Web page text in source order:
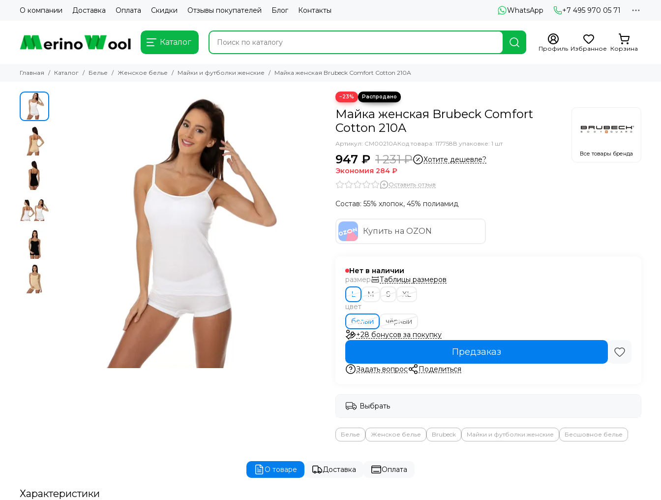
О компании Доставка Оплата Скидки Отзывы покупателей Блог Контакты WhatsApp +7 495 970 05 71
Каталог
Профиль Избранное Корзина
Главная Каталог Белье Женское белье Майки и футболки женские Майка женская Brubeck Comfort Cotton 210A
−23%
Майка женская Brubeck Comfort
Cotton 210A
Артикул: CM00210AКод товара: 117758В упаковке: 1 шт
947 ₽ 1 231 ₽
Экономия 284 ₽
Хотите дешевле?
Все товары бренда
Оставить отзыв
Состав: 55% хлопок, 45% полиамид
Купить на OZON
Нет в наличии
размер
Таблицы размеров
L
M S
XL
цвет
белый
чёрный
+28 бонусов за покупку
Предзаказ
Задать вопрос Поделиться
Выбрать
Белье Женское белье Brubeck Майки и футболки женские Бесшовное белье
О товаре Доставка Оплата
Характеристики